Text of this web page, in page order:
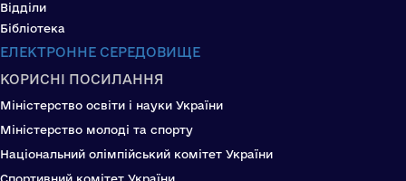
Відділи
Бібліотека
ЕЛЕКТРОННЕ СЕРЕДОВИЩЕ
КОРИСНІ ПОСИЛАННЯ
Міністерство освіти і науки України
Міністерство молоді та спорту
Національний олімпійський комітет України
Спортивний комітет України